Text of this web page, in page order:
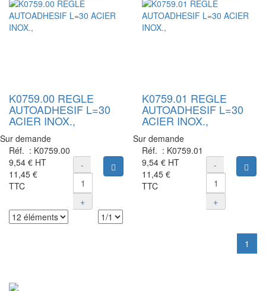
K0759.00 REGLE
AUTOADHESIF L=30
ACIER INOX.,
Sur demande
Réf. : K0759.00
9,54 € HT
11,45 €
TTC
-
+
Ajouter au panier
K0759.01 REGLE
AUTOADHESIF L=30
ACIER INOX.,
Sur demande
Réf. : K0759.01
9,54 € HT
11,45 €
TTC
-
+
1